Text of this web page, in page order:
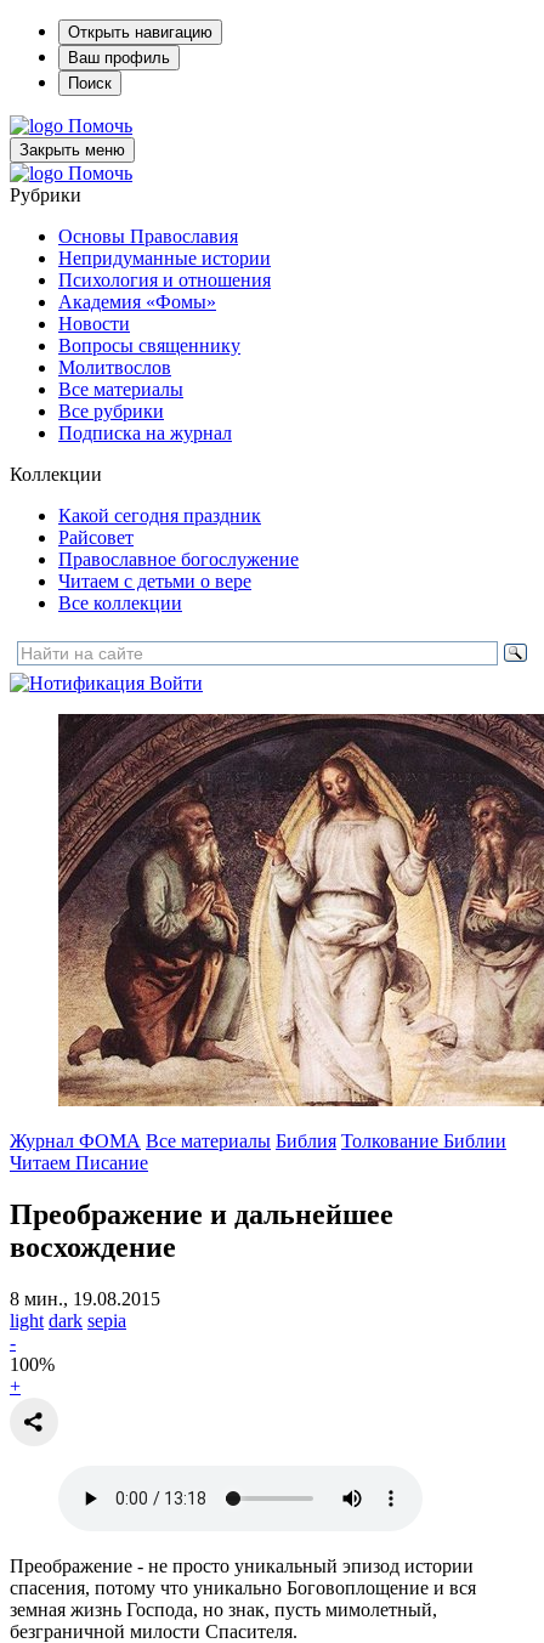
Открыть навигацию
Ваш профиль
Поиск
Помочь
Закрыть меню
Помочь
Рубрики
Основы Православия
Непридуманные истории
Психология и отношения
Академия «Фомы»
Новости
Вопросы священнику
Молитвослов
Все материалы
Все рубрики
Подписка на журнал
Коллекции
Какой сегодня праздник
Райсовет
Православное богослужение
Читаем с детьми о вере
Все коллекции
Войти
Журнал ФОМА Все материалы Библия Толкование Библии
Читаем Писание
Преображение и дальнейшее
восхождение
8 мин., 19.08.2015
light dark sepia
-
100%
+
Преображение - не просто уникальный эпизод истории
спасения, потому что уникально Боговоплощение и вся
земная жизнь Господа, но знак, пусть мимолетный,
безграничной милости Спасителя.